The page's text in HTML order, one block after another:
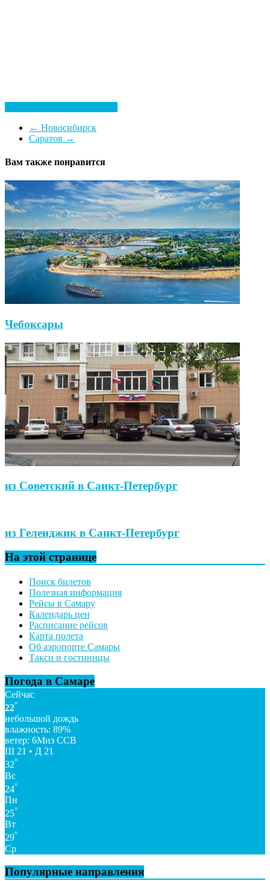
← Новосибирск
Саратов →
Вам также понравится
Чебоксары
из Советский в Санкт-Петербург
из Геленджик в Санкт-Петербург
На этой странице
Поиск билетов
Полезная информация
Рейсы в Самару
Календарь цен
Расписание рейсов
Карта полета
Об аэропорте Самары
Такси и гостиницы
Погода в Самаре
Сейчас
22°
небольшой дождь
влажность: 89%
ветер: 6Миз ССВ
Ш 21 • Д 21
32°
Вс
24°
Пн
25°
Вт
29°
Ср
Популярные направления